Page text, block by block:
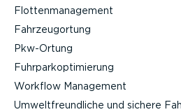
Flotten­ma­nagement
Fahrzeu­g­ortung
Pkw-Ortung
Fuhrpar­k­op­ti­mierung
Workflow Management
Umwelt­freund­liche und sichere